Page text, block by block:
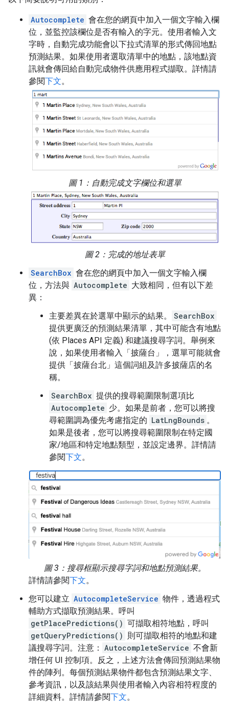
Autocomplete 會在您的網頁中加入一個文字輸入欄
位，並監控該欄位是否有輸入的字元。使用者輸入文
字時，自動完成功能會以下拉式清單的形式傳回地點
預測結果。如果使用者選取清單中的地點，該地點資
訊就會傳回給自動完成物件供應用程式擷取。詳情請
參閱下文。
圖 1：自動完成文字欄位和選單
圖 2：完成的地址表單
SearchBox 會在您的網頁中加入一個文字輸入欄
位，方法與 Autocomplete 大致相同，但有以下差
異：
主要差異在於選單中顯示的結果。
SearchBox
提供更廣泛的預測結果清單，其中可能含有地點
(依 Places API 定義) 和建議搜尋字詞。舉例來
說，如果使用者輸入「披薩台」，選單可能就會
提供「披薩台北」這個詞組及許多披薩店的名
稱。
SearchBox 提供的搜尋範圍限制選項比
Autocomplete 少。如果是前者，您可以將搜
尋範圍調為優先考慮指定的 LatLngBounds 。
如果是後者，您可以將搜尋範圍限制在特定國
家/地區和特定地點類型，並設定邊界。詳情請
參閱下文。
圖 3：搜尋框顯示搜尋字詞和地點預測結果。
詳情請參閱下文。
您可以建立 AutocompleteService 物件，透過程式
輔助方式擷取預測結果。呼叫
getPlacePredictions() 可擷取相符地點，呼叫
getQueryPredictions() 則可擷取相符的地點和建
議搜尋字詞。注意： AutocompleteService 不會新
增任何 UI 控制項。反之，上述方法會傳回預測結果物
件的陣列。每個預測結果物件都包含預測結果文字、
參考資訊，以及該結果與使用者輸入內容相符程度的
詳細資料。詳情請參閱下文。